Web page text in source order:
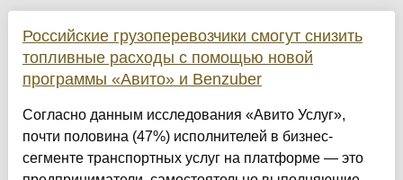
Российские грузоперевозчики смогут снизить
топливные расходы с помощью новой
программы «Авито» и Benzuber
Согласно данным исследования «Авито Услуг»,
почти половина (47%) исполнителей в бизнес-
сегменте транспортных услуг на платформе — это